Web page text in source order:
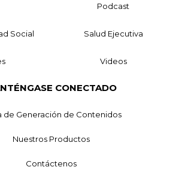
Podcast
Social Salud Ejecutiva
Videos
CONECTADO
de Generación de Contenidos
Nuestros Productos
Contáctenos